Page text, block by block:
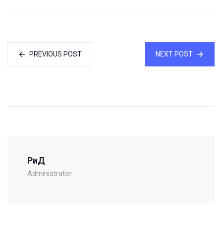
PREVIOUS POST NEXT POST
РиД
Administrator